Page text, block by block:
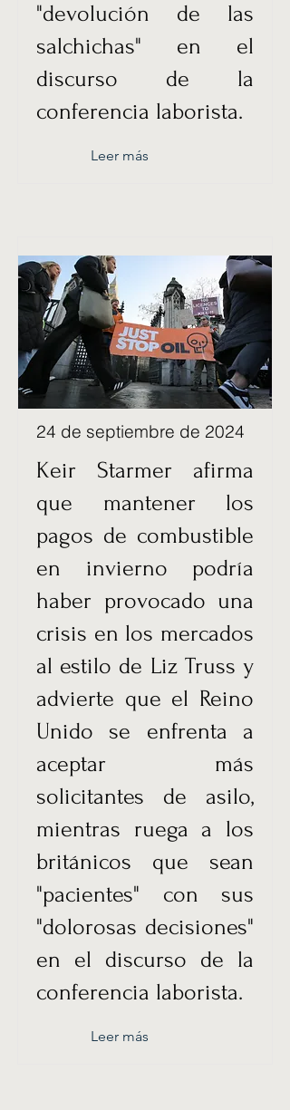
"devolución de las
salchichas" en el
discurso de la
conferencia laborista.
Leer más
24 de septiembre de 2024
Keir Starmer afirma
que mantener los
pagos de combustible
en invierno podría
haber provocado una
crisis en los mercados
al estilo de Liz Truss y
advierte que el Reino
Unido se enfrenta a
aceptar más
solicitantes de asilo,
mientras ruega a los
británicos que sean
"pacientes" con sus
"dolorosas decisiones"
en el discurso de la
conferencia laborista.
Leer más